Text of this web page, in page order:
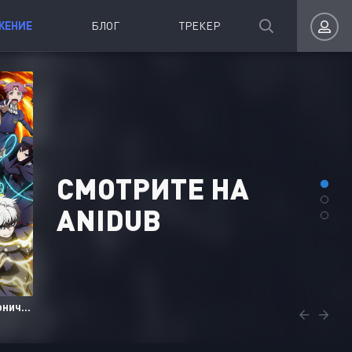
БЛОГ ТРЕКЕР
Авторизация
Запомнить
Восстановить пароль
Забывчивая святая дева неосознанно изливает свою силу
Аниме Ongoing
CМОТРИТЕ НА
ANIDUB